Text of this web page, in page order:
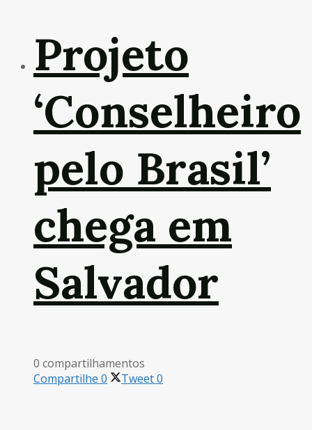
Projeto
‘Conselheiro
pelo Brasil’
chega em
Salvador
0 compartilhamentos
Compartilhe 0 Tweet0